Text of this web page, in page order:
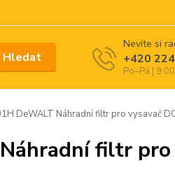
Hledat
Nevíte si
+420
Po–Pá |
DeWALT Náhradní filtr pro vysavač
filtr pro